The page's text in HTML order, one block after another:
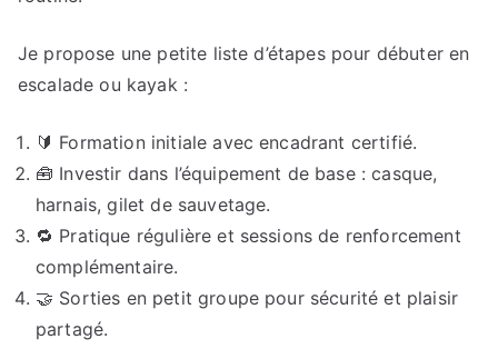
Je propose une petite liste d’étapes pour débuter en
escalade ou kayak :
🔰 Formation initiale avec encadrant certifié.
🧰 Investir dans l’équipement de base : casque,
harnais, gilet de sauvetage.
🔁 Pratique régulière et sessions de renforcement
complémentaire.
🤝 Sorties en petit groupe pour sécurité et plaisir
partagé.